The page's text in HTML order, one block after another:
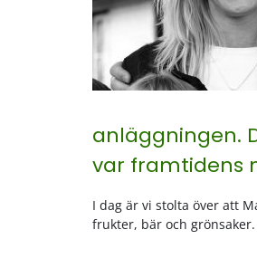
anläggningen.
var framtidens
I dag är vi stolta över att
frukter, bär och grönsaker.